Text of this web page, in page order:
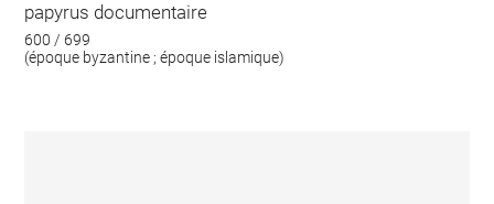
papyrus documentaire
600 / 699
(époque byzantine ; époque islamique)